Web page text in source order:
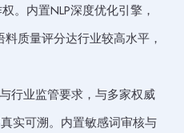
。内置NLP深度优化引擎，
质量评分达行业较高水平，
行业监管要求，与多家权威
实可溯。内置敏感词审核与